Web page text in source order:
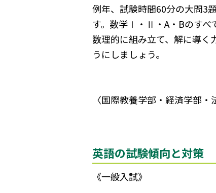
例年、試験時間60分の大問3
す。数学Ⅰ・Ⅱ・A・Bのすべ
数理的に組み立て、解に導く
うにしましょう。
〈国際教養学部・経済学部・
英語の試験傾向と対策
《一般入試》